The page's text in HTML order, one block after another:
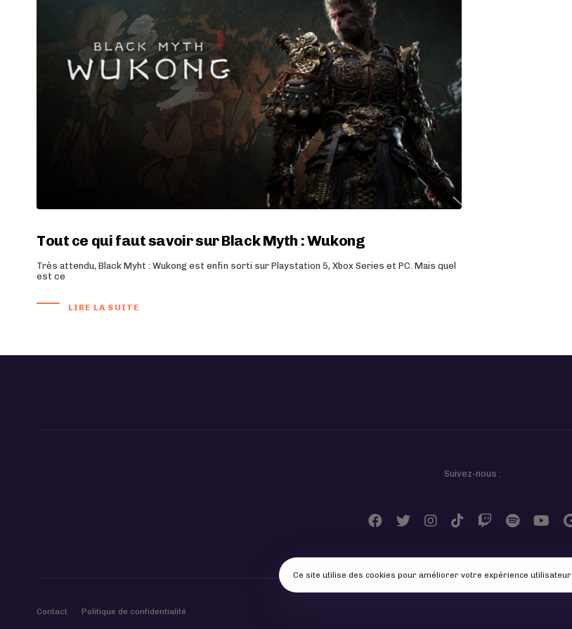
Tout ce qui faut savoir sur Black Myth : Wukong
Très attendu, Black Myht : Wukong est enfin sorti sur Playstation 5, Xbox Series et PC. Mais quel
est ce
LIRE LA SUITE
Suivez-nous :
Contact Politique de confidentialité
Ce site utilise des cookies pour améliorer votre expérience utilisateur